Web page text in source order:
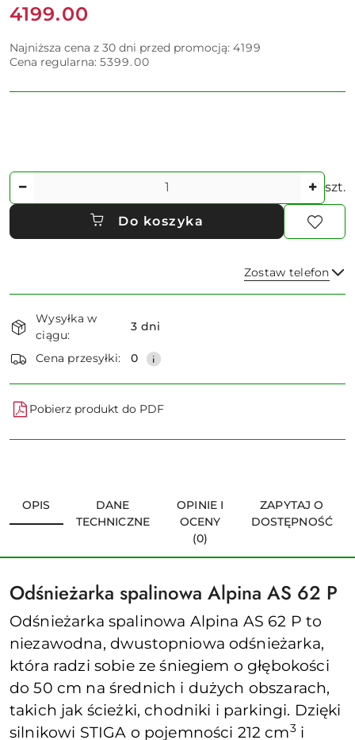
Cena:
4199.00
Najniższa cena z 30 dni przed promocją: 4199
Cena regularna: 5399.00
Ilość szt.
Do koszyka
Zostaw telefon
i
dostawa
Wysyłka w
ciągu:
3 dni
Cena przesyłki: 0
Pobierz produkt do PDF
OPIS
DANE
TECHNICZNE
OPINIE I
OCENY
(0)
ZAPYTAJ O
DOSTĘPNOŚĆ
Odśnieżarka spalinowa Alpina AS 62 P
Odśnieżarka spalinowa Alpina AS 62 P to
niezawodna, dwustopniowa odśnieżarka,
która radzi sobie ze śniegiem o głębokości
do 50 cm na średnich i dużych obszarach,
takich jak ścieżki, chodniki i parkingi. Dzięki
silnikowi STIGA o pojemności 212 cm3i